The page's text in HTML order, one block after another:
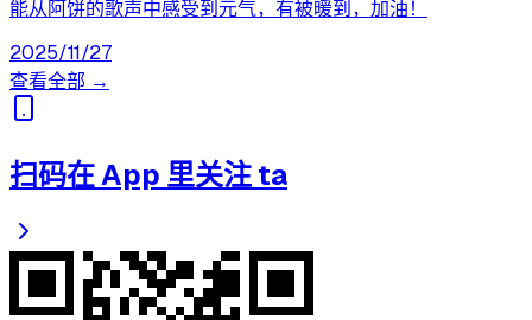
能从阿饼的歌声中感受到元气，有被暖到，加油！
2025/11/27
查看全部 →
扫码在 App 里关注 ta